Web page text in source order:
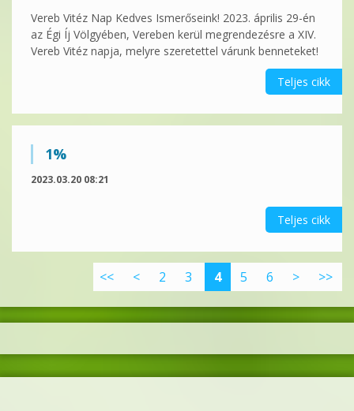
Vereb Vitéz Nap Kedves Ismerőseink! 2023. április 29-én
az Égi Íj Völgyében, Vereben kerül megrendezésre a XIV.
Vereb Vitéz napja, melyre szeretettel várunk benneteket!
Teljes cikk
1%
2023.03.20 08:21
Teljes cikk
<< < 2 3 4 5 6 > >>